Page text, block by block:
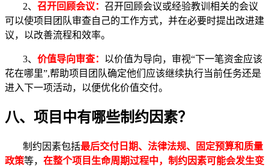
2、 召开回顾会议： 召开回顾会议或经验教训相关的会议
可以使项目团队审查自己的工作方式，并在必要时提出改进建
议，以改善流程和效率。
3、 价值导向审查： 以价值为导向，审视“下一笔资金应该
花在哪里”,帮助项目团队确定他们应该继续执行当前任务还是
进入下一项活动，以便优化价值交付。
八、项目中有哪些制约因素？
制约因素包括最后交付日期、法律法规、固定预算和质量
政策等， 在整个项目生命周期过程中，制约因素可能会发生变